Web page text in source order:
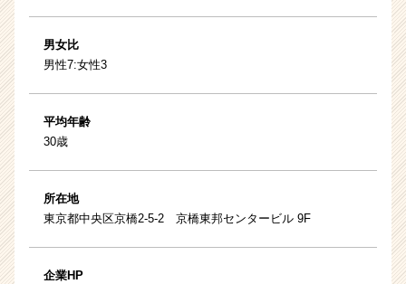
男女比
男性7:女性3
平均年齢
30歳
所在地
東京都中央区京橋2-5-2 京橋東邦センタービル 9F
企業HP